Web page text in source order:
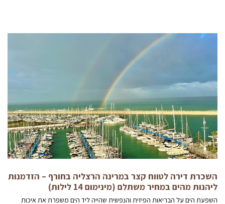
השכרת דירה לטווח קצר במרינה הרצליה בחורף – הזדמנות
ליהנות מהים במחיר משתלם (מינימום 14 לילות)
השפעת הים על הבריאות הפיזית והנפשית שהייה ליד הים משפרת את איכות